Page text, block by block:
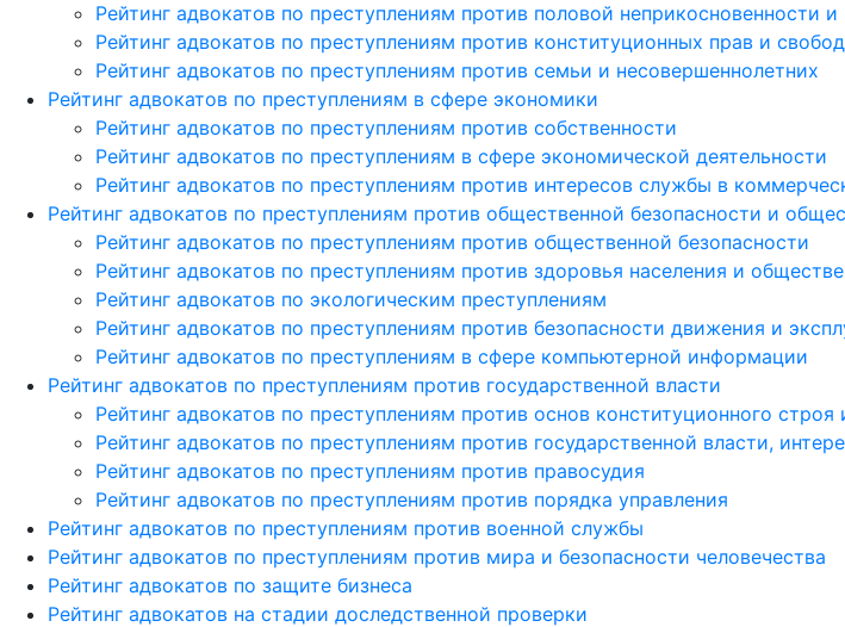
Рейтинг адвокатов по преступлениям против половой неприкосновенности
Рейтинг адвокатов по преступлениям против конституционных прав и
Рейтинг адвокатов по преступлениям против семьи и несовершеннолетних
Рейтинг адвокатов по преступлениям в сфере экономики
Рейтинг адвокатов по преступлениям против собственности
Рейтинг адвокатов по преступлениям в сфере экономической деятельности
Рейтинг адвокатов по преступлениям против интересов службы в
Рейтинг адвокатов по преступлениям против общественной безопасности и
Рейтинг адвокатов по преступлениям против общественной безопасности
Рейтинг адвокатов по преступлениям против здоровья населения и
Рейтинг адвокатов по экологическим преступлениям
Рейтинг адвокатов по преступлениям против безопасности движения и
Рейтинг адвокатов по преступлениям в сфере компьютерной информации
Рейтинг адвокатов по преступлениям против государственной власти
Рейтинг адвокатов по преступлениям против основ конституционного строя
Рейтинг адвокатов по преступлениям против государственной власти,
Рейтинг адвокатов по преступлениям против правосудия
Рейтинг адвокатов по преступлениям против порядка управления
Рейтинг адвокатов по преступлениям против военной службы
Рейтинг адвокатов по преступлениям против мира и безопасности человечества
Рейтинг адвокатов по защите бизнеса
Рейтинг адвокатов на стадии доследственной проверки